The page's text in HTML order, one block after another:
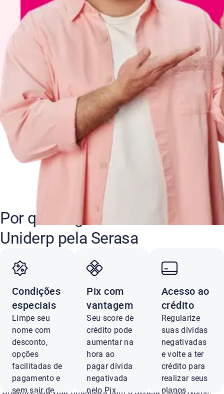
Negocie dívidas
Uniderp com até
de desconto
Organize sua vida financeira com o Serasa Limpa Nome.
Por que negociar suas dívidas
Uniderp pela Serasa
Condições
especiais
Limpe seu
nome com
desconto,
opções
facilitadas de
pagamento e
sem sair de
Pix com
vantagem
Seu score de
crédito pode
aumentar na
hora ao
pagar dívida
negativada
pelo Pix.
Acesso ao
crédito
Regularize
suas dívidas
negativadas
e volte a ter
crédito para
realizar seus
planos.